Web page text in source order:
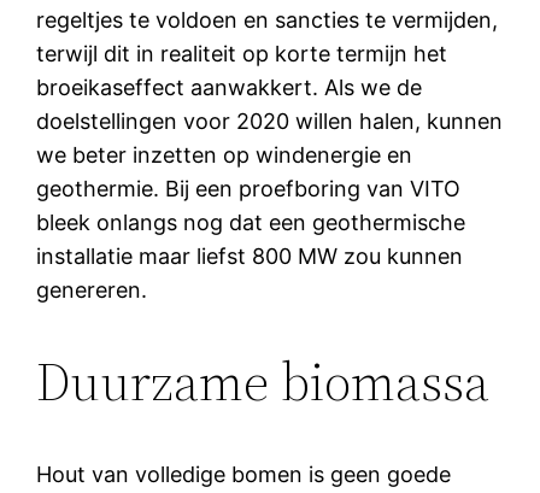
regeltjes te voldoen en sancties te vermijden,
terwijl dit in realiteit op korte termijn het
broeikaseffect aanwakkert. Als we de
doelstellingen voor 2020 willen halen, kunnen
we beter inzetten op windenergie en
geothermie. Bij een proefboring van VITO
bleek onlangs nog dat een geothermische
installatie maar liefst 800 MW zou kunnen
genereren.
Duurzame biomassa
Hout van volledige bomen is geen goede